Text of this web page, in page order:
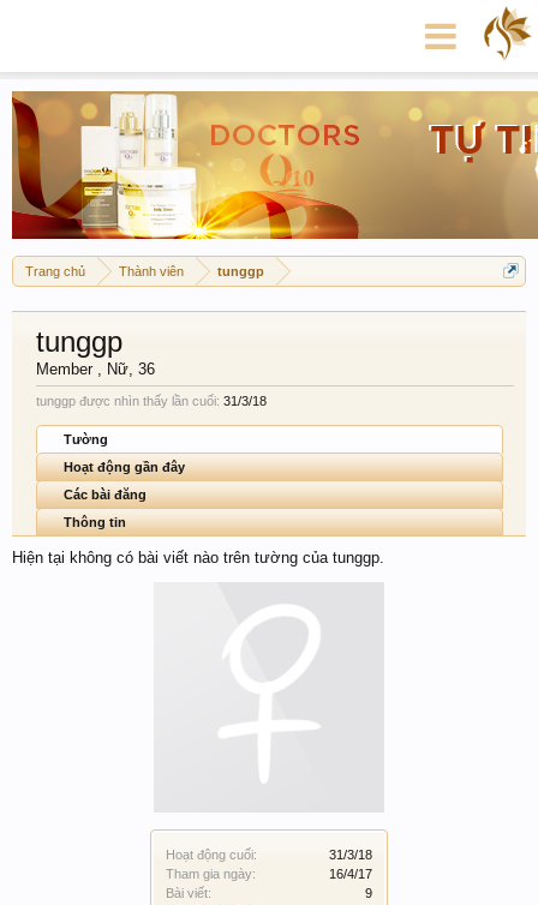
Trang chủ Thành viên tunggp
Hoạt động cuối:
31/3/18
Tham gia ngày:
16/4/17
Bài viết:
9
tunggp
Member , Nữ, 36
tunggp được nhìn thấy lần cuối: 31/3/18
Tường
Hoạt động gần đây
Các bài đăng
Thông tin
Hiện tại không có bài viết nào trên tường của tunggp.